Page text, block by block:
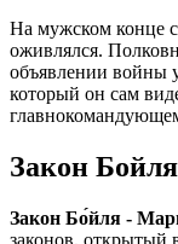
На мужском конце
оживлялся.
объявлении войны
который он сам
Закон
Закон Бо́йля -